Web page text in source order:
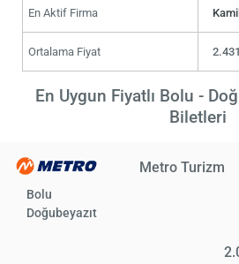
En Aktif Firma
Ortalama Fiyat
En Uygun Fiyatlı Bolu -
Biletleri
Metro Turizm
Bolu
Doğubeyazıt